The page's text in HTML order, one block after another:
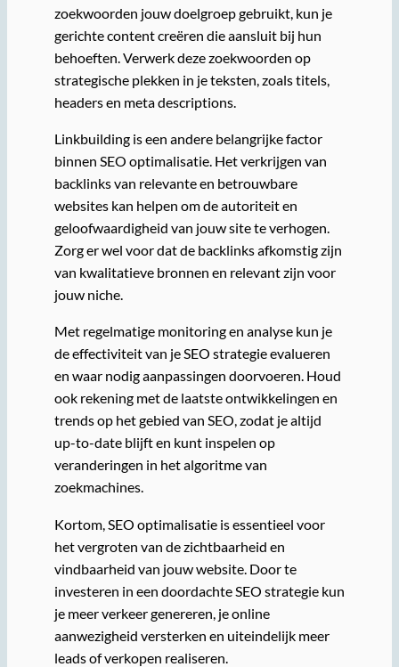
zoekwoorden jouw doelgroep gebruikt, kun je
gerichte content creëren die aansluit bij hun
behoeften. Verwerk deze zoekwoorden op
strategische plekken in je teksten, zoals titels,
headers en meta descriptions.
Linkbuilding is een andere belangrijke factor
binnen SEO optimalisatie. Het verkrijgen van
backlinks van relevante en betrouwbare
websites kan helpen om de autoriteit en
geloofwaardigheid van jouw site te verhogen.
Zorg er wel voor dat de backlinks afkomstig zijn
van kwalitatieve bronnen en relevant zijn voor
jouw niche.
Met regelmatige monitoring en analyse kun je
de effectiviteit van je SEO strategie evalueren
en waar nodig aanpassingen doorvoeren. Houd
ook rekening met de laatste ontwikkelingen en
trends op het gebied van SEO, zodat je altijd
up-to-date blijft en kunt inspelen op
veranderingen in het algoritme van
zoekmachines.
Kortom, SEO optimalisatie is essentieel voor
het vergroten van de zichtbaarheid en
vindbaarheid van jouw website. Door te
investeren in een doordachte SEO strategie kun
je meer verkeer genereren, je online
aanwezigheid versterken en uiteindelijk meer
leads of verkopen realiseren.